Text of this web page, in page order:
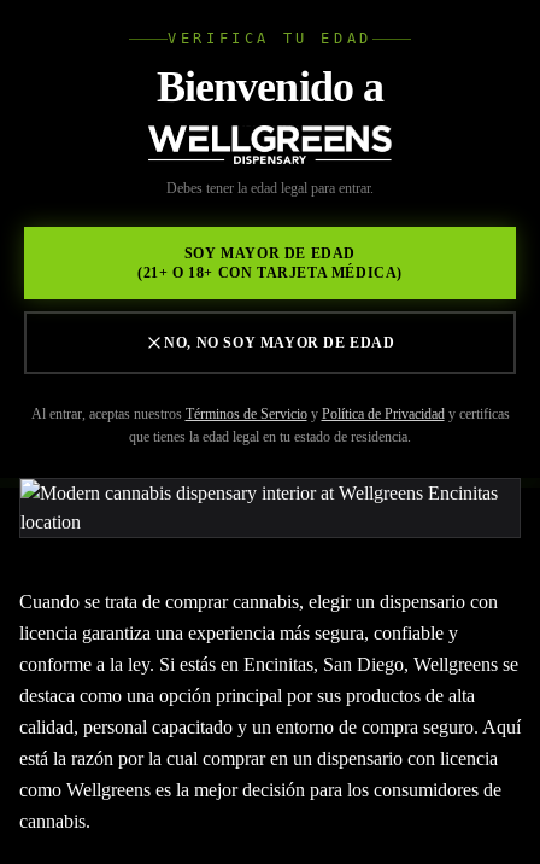
VERIFICA TU EDAD
Bienvenido a
Debes tener la edad legal para entrar.
SOY MAYOR DE EDAD
(21+ O 18+ CON TARJETA MÉDICA)
NO, NO SOY MAYOR DE EDAD
Al entrar, aceptas nuestros Términos de Servicio y Política de Privacidad y certificas
que tienes la edad legal en tu estado de residencia.
Volver a Recursos
Descubre las Ventajas de
Comprar en Wellgreens,
Dispensario Licenciado en
Encinitas
Cuando se trata de comprar cannabis, elegir un dispensario con
licencia garantiza una experiencia más segura, confiable y
conforme a la ley. Si estás en Encinitas, San Diego, Wellgreens se
destaca como una opción principal por sus productos de alta
calidad, personal capacitado y un entorno de compra seguro. Aquí
está la razón por la cual comprar en un dispensario con licencia
como Wellgreens es la mejor decisión para los consumidores de
cannabis.